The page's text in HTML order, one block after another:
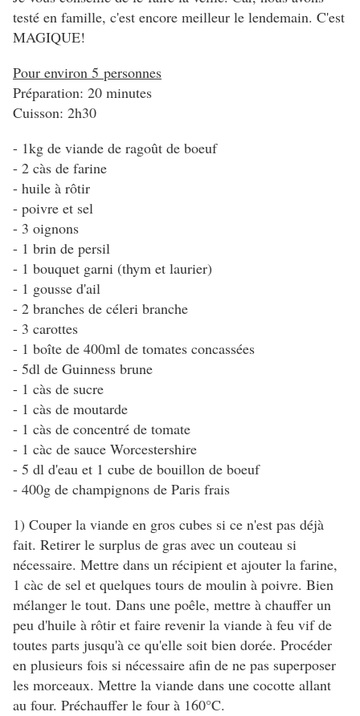
testé en famille, c'est encore meilleur le lendemain. C'est
MAGIQUE!
Pour environ 5 personnes
Préparation: 20 minutes
Cuisson: 2h30
- 1kg de viande de ragoût de boeuf
- 2 càs de farine
- huile à rôtir
- poivre et sel
- 3 oignons
- 1 brin de persil
- 1 bouquet garni (thym et laurier)
- 1 gousse d'ail
- 2 branches de céleri branche
- 3 carottes
- 1 boîte de 400ml de tomates concassées
- 5dl de Guinness brune
- 1 càs de sucre
- 1 càs de moutarde
- 1 càs de concentré de tomate
- 1 càc de sauce Worcestershire
- 5 dl d'eau et 1 cube de bouillon de boeuf
- 400g de champignons de Paris frais
1) Couper la viande en gros cubes si ce n'est pas déjà
fait. Retirer le surplus de gras avec un couteau si
nécessaire. Mettre dans un récipient et ajouter la farine,
1 càc de sel et quelques tours de moulin à poivre. Bien
mélanger le tout. Dans une poêle, mettre à chauffer un
peu d'huile à rôtir et faire revenir la viande à feu vif de
toutes parts jusqu'à ce qu'elle soit bien dorée. Procéder
en plusieurs fois si nécessaire afin de ne pas superposer
les morceaux. Mettre la viande dans une cocotte allant
au four. Préchauffer le four à 160°C.